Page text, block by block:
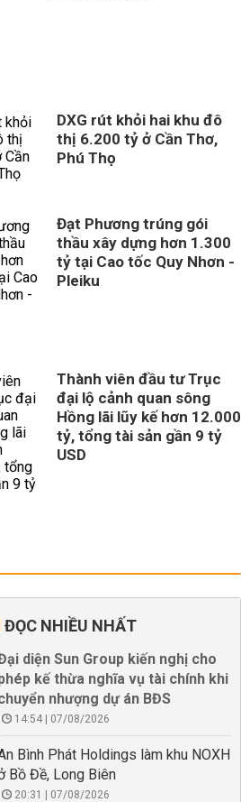
DXG rút khỏi hai khu đô
thị 6.200 tỷ ở Cần Thơ,
Phú Thọ
Đạt Phương trúng gói
thầu xây dựng hơn 1.300
tỷ tại Cao tốc Quy Nhơn -
Pleiku
Thành viên đầu tư Trục
đại lộ cảnh quan sông
Hồng lãi lũy kế hơn 12.000
tỷ, tổng tài sản gần 9 tỷ
USD
ĐỌC NHIỀU NHẤT
diện Sun Group kiến nghị cho
kế thừa nghĩa vụ tài chính khi
nhượng dự án BĐS
14:54 | 07/08/2026
Bình Phát Holdings làm khu NOXH
Bồ Đề, Long Biên
20:31 | 07/08/2026